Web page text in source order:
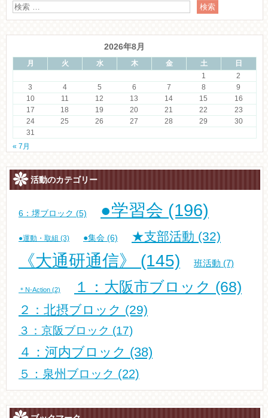
2026年8月
月 火 水 木 金 土
日
1
2
3
4 5 6 7 8
9
10
11 12 13 14 15
16
17
18 19 20 21 22
23
24
25 26 27 28 29
30
31
« 7月
活動のカテゴリー
6：堺ブロック (5) ●学習会 (196)
●運動・取組 (3) ●集会 (6) ★支部活動 (32)
《大通研通信》 (145) 班活動 (7)
＊N-Action (2) １：大阪市ブロック (68)
２：北摂ブロック (29)
３：京阪ブロック (17)
４：河内ブロック (38)
５：泉州ブロック (22)